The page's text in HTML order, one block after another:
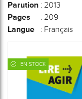
Parution : 2013
Pages : 209
Langue : Français
EN STOCK